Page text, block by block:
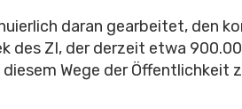
daran gearbeitet, den
des ZI, der derzeit etwa
Wege der Öffentlichkeit